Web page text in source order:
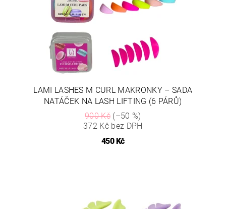
LAMI LASHES M CURL MAKRONKY – SADA
NATÁČEK NA LASH LIFTING (6 PÁRŮ)
900 Kč(–50 %)
372 Kč bez DPH
450 Kč